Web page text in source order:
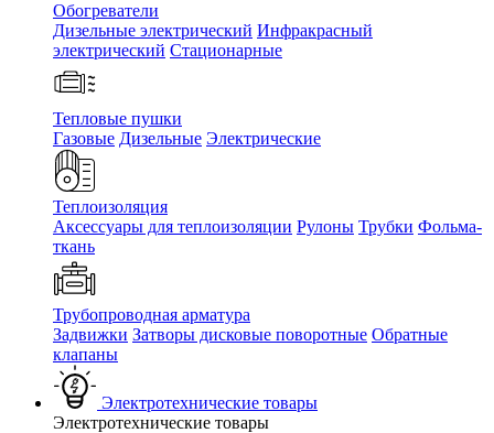
Обогреватели
Дизельные электрический Инфракрасный
электрический Стационарные
Тепловые пушки
Газовые Дизельные Электрические
Теплоизоляция
Аксессуары для теплоизоляции Рулоны Трубки Фольма-
ткань
Трубопроводная арматура
Задвижки Затворы дисковые поворотные Обратные
клапаны
Электротехнические товары
Электротехнические товары